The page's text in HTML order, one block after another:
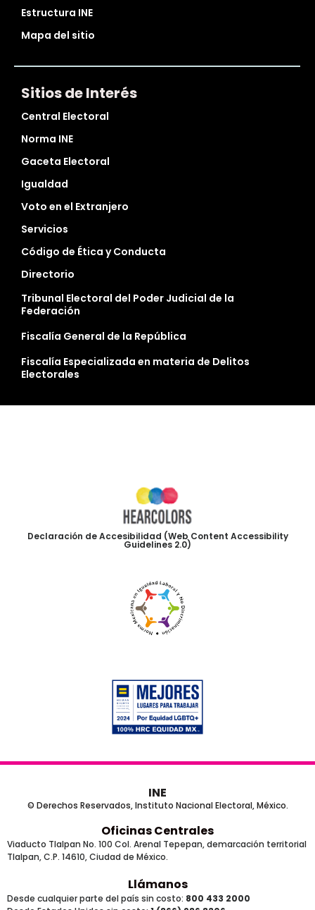
Estructura INE
Mapa del sitio
Sitios de Interés
Central Electoral
Norma INE
Gaceta Electoral
Igualdad
Voto en el Extranjero
Servicios
Código de Ética y Conducta
Directorio
Tribunal Electoral del Poder Judicial de la
Federación
Fiscalía General de la República
Fiscalía Especializada en materia de Delitos
Electorales
Declaración de Accesibilidad (Web Content Accessibility
Guidelines 2.0)
INE
© Derechos Reservados, Instituto Nacional Electoral, México.
Oficinas Centrales
Viaducto Tlalpan No. 100 Col. Arenal Tepepan, demarcación territorial
Tlalpan, C.P. 14610, Ciudad de México.
Llámanos
Desde cualquier parte del país sin costo: 800 433 2000